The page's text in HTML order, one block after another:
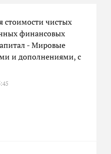
стоимости чистых
финансовых
- Мировые
и дополнениями, с